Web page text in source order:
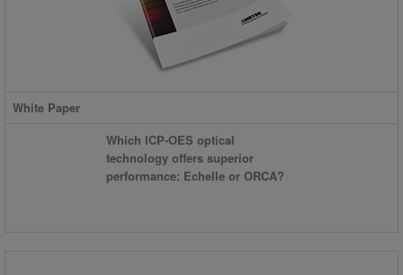
White Paper
Which ICP-OES optical
technology offers superior
performance: Echelle or ORCA?